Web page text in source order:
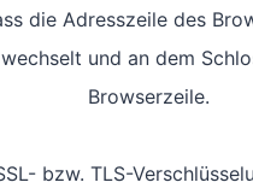
die Adresszeile des
und an dem
Browserzeile.
bzw. TLS-